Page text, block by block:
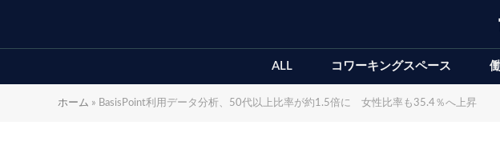
ALL コワーキングスペース
ホーム » BasisPoint利用データ分析、50代以上比率が約1.5倍に 女性比率も35.4％へ上昇